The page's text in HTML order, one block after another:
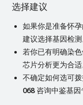
选择建议
如果你是准备怀
建议选择基因检测
若你已有明确染
芯片分析更为合适
不确定如何选可
068咨询中鉴基因